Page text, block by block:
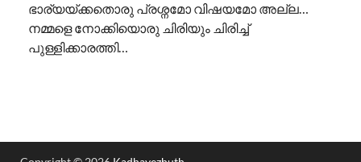
ഭാര്യയ്ക്കതൊരു പ്രശ്നമോ വിഷയമോ അല്ല…
നമ്മളെ നോക്കിയൊരു ചിരിയും ചിരിച്ച്
പുള്ളിക്കാരത്തി…